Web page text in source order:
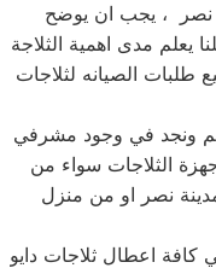
نصر ، يجب ان يوضح
يعلم مدى اهمية الثلاجة
طلبات الصيانه لثلاجات
ونجد في وجود مشرفي
الثلاجات سواء من
نصر او من منزل
كافة اعطال ثلاجات دايو